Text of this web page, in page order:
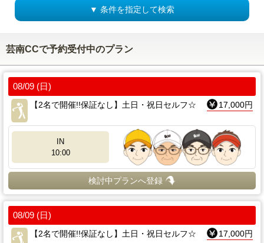
▼ 条件を指定して検索
芸南CCで予約受付中のプラン
08/09 (日)
【2名で開催!!保証なし】土日・祝日セルフ☆
17,000円
IN
10:00
検討中プランへ登録
08/09 (日)
【2名で開催!!保証なし】土日・祝日セルフ☆
17,000円